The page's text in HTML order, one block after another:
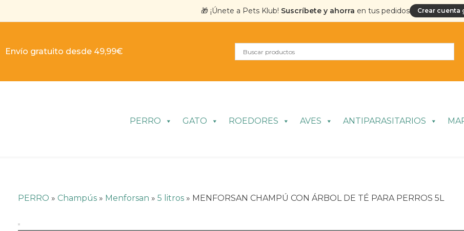
🎁 ¡Únete a Pets Klub! Suscríbete y ahorra en tus pedidos Crear cuenta
Envío gratuito desde 49,99€
PERRO GATO ROEDORES AVES ANTIPARASITARIOS
PERRO » Champús » Menforsan » 5 litros » MENFORSAN CHAMPÚ CON ÁRBOL DE TÉ PARA PERROS 5L